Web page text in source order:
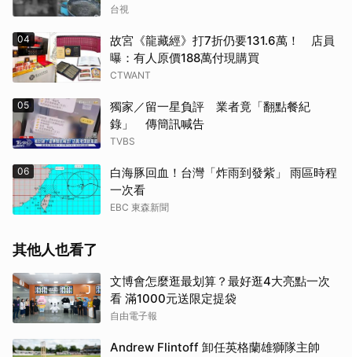
台視
04
故宮《龍藏經》打7折仍要131.6萬！ 店員
曝：有人原價188萬付現購買
CTWANT
05
獨家／留一星負評 業者竟「翻點餐紀
錄」 傳簡訊喊告
TVBS
06
白海豚回血！台灣「炸雨到發紫」 雨區時程
一次看
EBC 東森新聞
其他人也看了
文博會怎麼逛最划算？最好逛4大亮點一次
看 滿1000元送限定提袋
自由電子報
Andrew Flintoff 卸任英格蘭雄獅隊主帥